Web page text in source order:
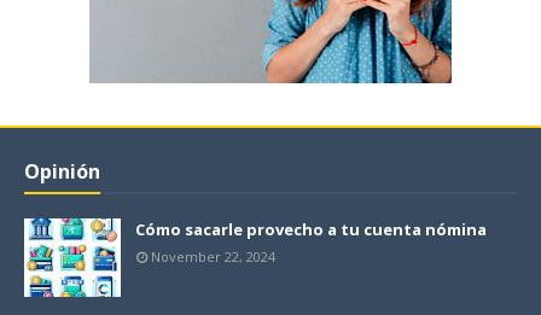
Opinión
Cómo sacarle provecho a tu cuenta nómina
November 22, 2024